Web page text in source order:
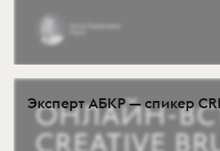
Эксперт АБКР — спикер